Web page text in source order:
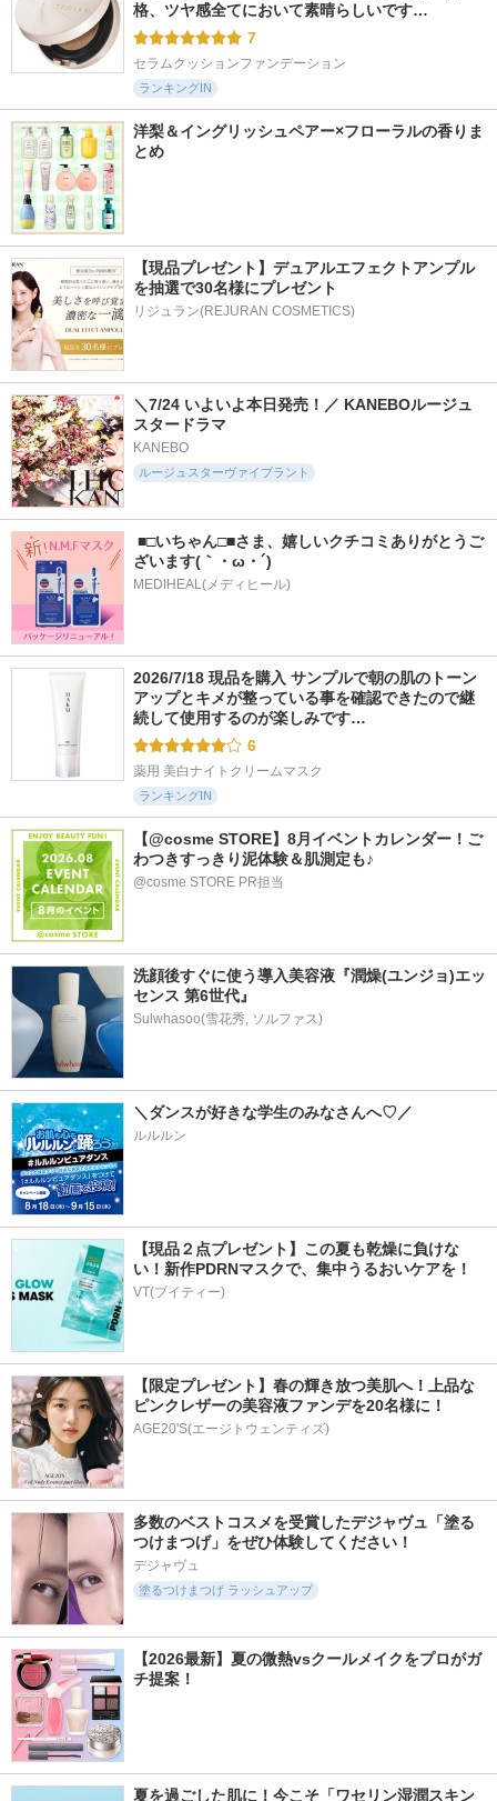
格、ツヤ感全てにおいて素晴らしいです…
7
セラムクッションファンデーション
ランキングIN
洋梨＆イングリッシュペアー×フローラルの香りま
とめ
【現品プレゼント】デュアルエフェクトアンプル
を抽選で30名様にプレゼント
リジュラン(REJURAN COSMETICS)
＼7/24 いよいよ本日発売！／ KANEBOルージュ
スタードラマ
KANEBO
ルージュスターヴァイブラント
■□いちゃん□■さま、嬉しいクチコミありがとうご
ざいます(｀・ω・´)
MEDIHEAL(メディヒール)
2026/7/18 現品を購入 サンプルで朝の肌のトーン
アップとキメが整っている事を確認できたので継
続して使用するのが楽しみです…
6
薬用 美白ナイトクリームマスク
ランキングIN
【@cosme STORE】8月イベントカレンダー！ご
わつきすっきり泥体験＆肌測定も♪
@cosme STORE PR担当
洗顔後すぐに使う導入美容液『潤燥(ユンジョ)エッ
センス 第6世代』
＼ダンスが好きな学生のみなさんへ♡／
ルルルン
【現品２点プレゼント】この夏も乾燥に負けな
い！新作PDRNマスクで、集中うるおいケアを！
VT(ブイティー)
【限定プレゼント】春の輝き放つ美肌へ！上品な
ピンクレザーの美容液ファンデを20名様に！
AGE20'S(エージトウェンティズ)
多数のベストコスメを受賞したデジャヴュ「塗る
つけまつげ」をぜひ体験してください！
デジャヴュ
塗るつけまつげ ラッシュアップ
【2026最新】夏の微熱vsクールメイクをプロがガ
チ提案！
夏を過ごした肌に！今こそ「ワセリン湿潤スキン